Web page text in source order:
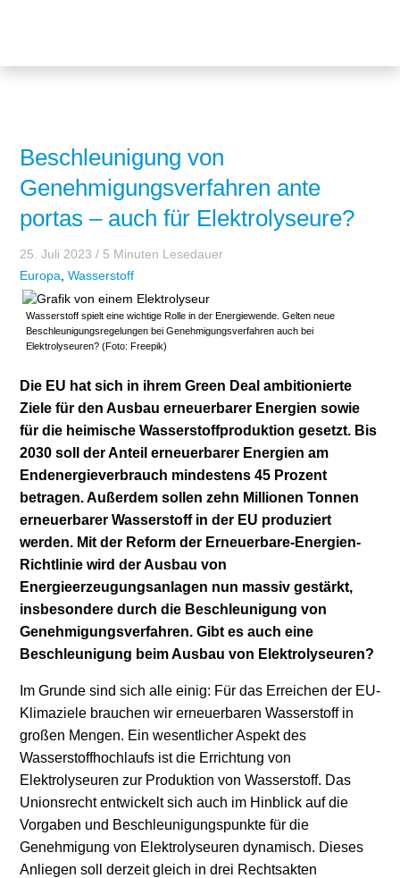
Genehmigungen
Grundsatzfragen
Speicher
Stromerzeugung
Wärme
Wasserstoff
Blog
Karriere
Forschungsnetzwerk
Bibliothek
Newsletter
Infomaterial
Beschleunigung von
Genehmigungsverfahren ante
portas – auch für Elektrolyseure?
25. Juli 2023 / 5 Minuten Lesedauer
Europa Wasserstoff
Wasserstoff spielt eine wichtige Rolle in der Energiewende. Gelten neue
Beschleunigungsregelungen bei Genehmigungsverfahren auch bei
Elektrolyseuren? (Foto: Freepik)
Die EU hat sich in ihrem Green Deal ambitionierte
Ziele für den Ausbau erneuerbarer Energien sowie
für die heimische Wasserstoffproduktion gesetzt. Bis
2030 soll der Anteil erneuerbarer Energien am
Endenergieverbrauch mindestens 45 Prozent
betragen. Außerdem sollen zehn Millionen Tonnen
erneuerbarer Wasserstoff in der EU produziert
werden. Mit der Reform der Erneuerbare-Energien-
Richtlinie wird der Ausbau von
Energieerzeugungsanlagen nun massiv gestärkt,
insbesondere durch die Beschleunigung von
Genehmigungsverfahren. Gibt es auch eine
Beschleunigung beim Ausbau von Elektrolyseuren?
Im Grunde sind sich alle einig: Für das Erreichen der EU-
Klimaziele brauchen wir erneuerbaren Wasserstoff in
großen Mengen. Ein wesentlicher Aspekt des
Wasserstoffhochlaufs ist die Errichtung von
Elektrolyseuren zur Produktion von Wasserstoff. Das
Unionsrecht entwickelt sich auch im Hinblick auf die
Vorgaben und Beschleunigungspunkte für die
Genehmigung von Elektrolyseuren dynamisch. Dieses
Anliegen soll derzeit gleich in drei Rechtsakten